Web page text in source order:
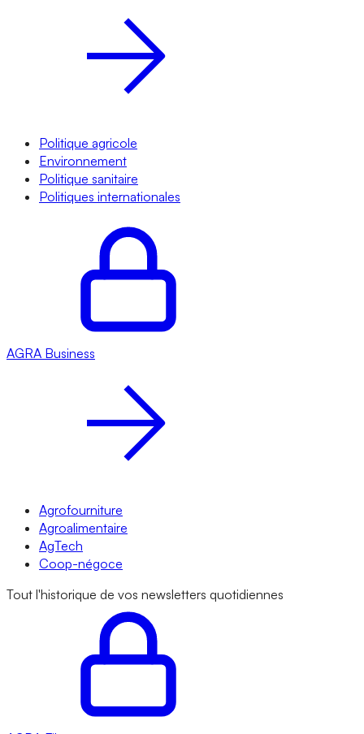
Politique agricole
Environnement
Politique sanitaire
Politiques internationales
AGRA Business
Agrofourniture
Agroalimentaire
AgTech
Coop-négoce
Tout l'historique de vos newsletters quotidiennes